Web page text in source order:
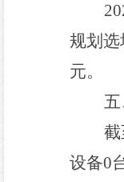
规划
元。
五
截
设备0